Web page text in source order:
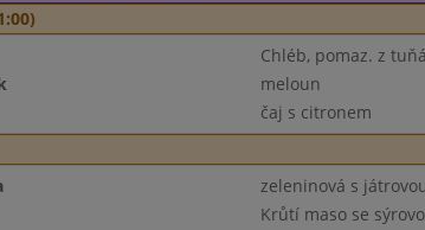
Chléb, pomaz. z
meloun
čaj s citronem
zeleninová s
Krůtí maso se